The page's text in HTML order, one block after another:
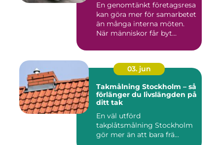
En genomtänkt företagsresa
kan göra mer för samarbetet
än många interna möten.
När människor får byt...
03. jun
Takmålning Stockholm – så
förlänger du livslängden på
ditt tak
En väl utförd
takplåtsmålning Stockholm
gör mer än att bara frä...